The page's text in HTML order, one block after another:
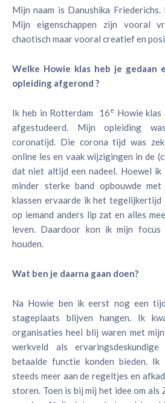
Mijn naam is Danushika
Mijn eigenschappen zijn vooral
chaotisch maar vooral creatief en
Welke Howie klas heb je gedaan
opleiding afgerond ?
Ik heb in Rotterdam 16e Howie klas
afgestudeerd. Mijn opleiding
coronatijd. Die corona tijd was
online les en vaak wijzigingen in de
dat niet altijd een nadeel. Hoewel ik
minder sterke band opbouwde
klassen ervaarde ik het
op iemand anders lip zat en alles
leven. Daardoor kon ik mijn
houden.
Wat ben je daarna gaan doen?
Na Howie ben ik eerst nog een
stageplaats blijven hangen. Ik
organisaties heel blij waren met
werkveld als
betaalde functie konden bieden. Ik
steeds meer aan de regeltjes en
storen. Toen is bij mij het idee om